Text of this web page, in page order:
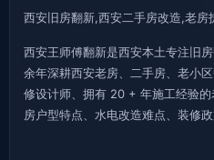
西安旧房翻新,西安二手房改造,老房
西安王师傅翻新是西安本土专注旧
余年深耕西安老房、二手房、老小
修设计师、拥有 20 + 年施工经验
房户型特点、水电改造难点、装修政